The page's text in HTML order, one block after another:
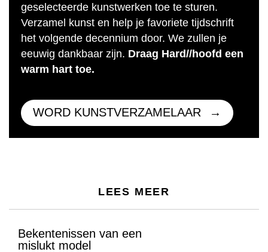
geselecteerde kunstwerken toe te sturen.
Verzamel kunst en help je favoriete tijdschrift
het volgende decennium door. We zullen je
eeuwig dankbaar zijn. Draag Hard//hoofd een
warm hart toe.
WORD KUNSTVERZAMELAAR
LEES MEER
Bekentenissen van een
mislukt model